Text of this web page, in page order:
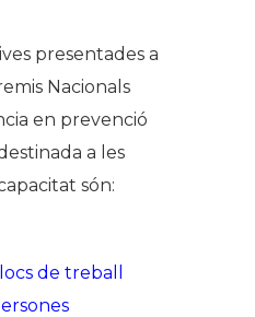
presentades a
Nacionals
en prevenció
a les
són:
de treball